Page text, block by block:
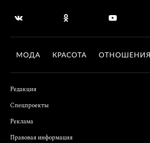
МОДА КРАСОТА ОТНОШЕНИЯ
Редакция
Спецпроекты
Реклама
Правовая информация